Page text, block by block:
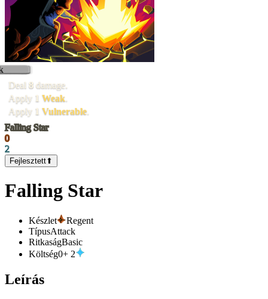
Deal 8damage.
Apply 1 Weak.
Apply 1 Vulnerable.
Falling Star
0
2
Fejlesztett⬆
Falling Star
Készlet
Regent
TípusAttack
RitkaságBasic
Költség0+ 2
Leírás